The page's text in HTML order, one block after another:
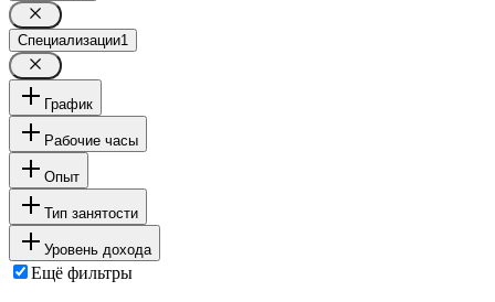
Специализации1
График
Рабочие часы
Опыт
Тип занятости
Уровень дохода
Ещё фильтры